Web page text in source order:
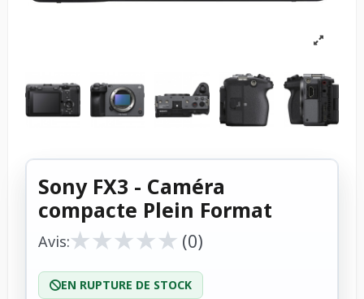
Sony FX3 - Caméra
compacte Plein Format
Avis:★
★★
★★
★★
★★
★ (0)
EN RUPTURE DE STOCK